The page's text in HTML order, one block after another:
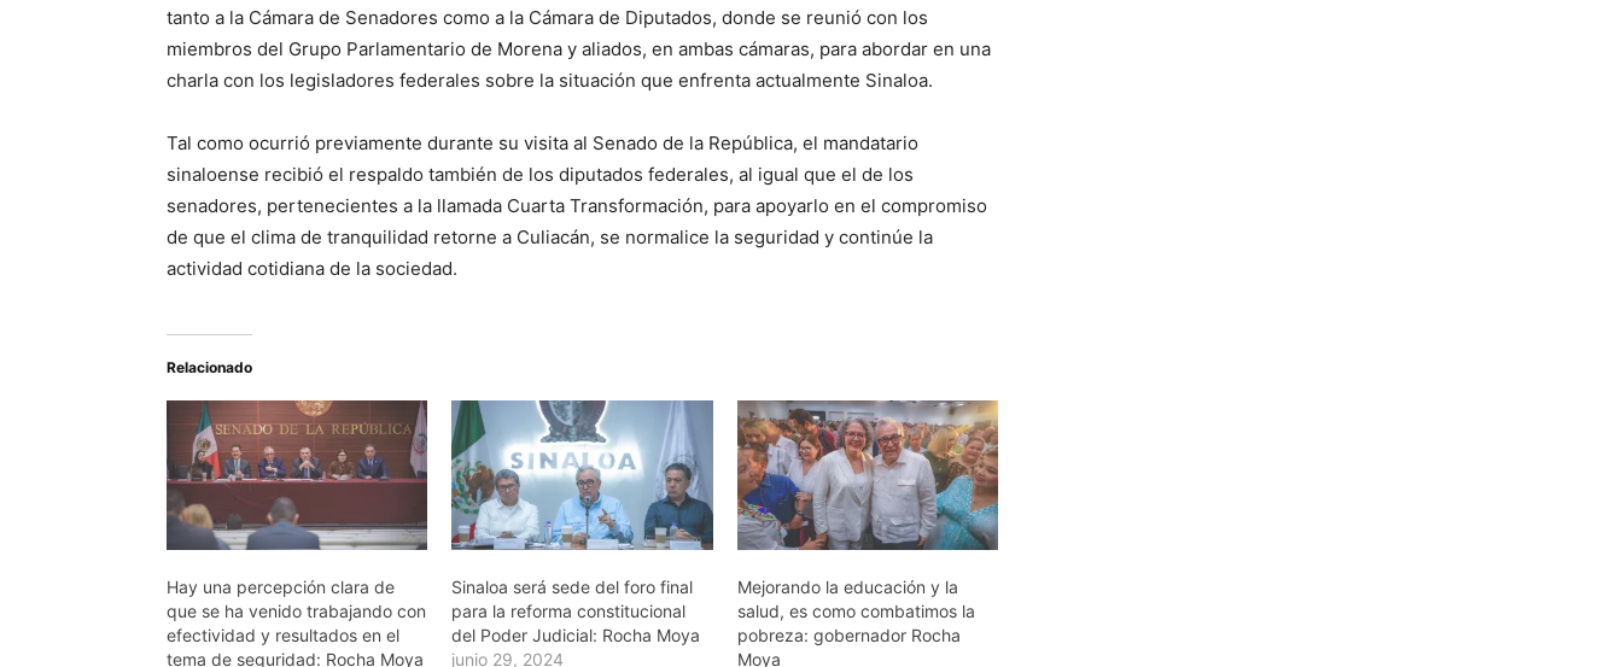
tanto a la Cámara de Senadores como a la Cámara de Diputados, donde se reunió con los
miembros del Grupo Parlamentario de Morena y aliados, en ambas cámaras, para abordar en una
charla con los legisladores federales sobre la situación que enfrenta actualmente Sinaloa.
Tal como ocurrió previamente durante su visita al Senado de la República, el mandatario
sinaloense recibió el respaldo también de los diputados federales, al igual que el de los
senadores, pertenecientes a la llamada Cuarta Transformación, para apoyarlo en el compromiso
de que el clima de tranquilidad retorne a Culiacán, se normalice la seguridad y continúe la
actividad cotidiana de la sociedad.
Relacionado
Hay una percepción clara de
que se ha venido trabajando con
efectividad y resultados en el
tema de seguridad: Rocha Moya
Sinaloa será sede del foro final
para la reforma constitucional
del Poder Judicial: Rocha Moya
junio 29, 2024
Mejorando la educación y la
salud, es como combatimos la
pobreza: gobernador Rocha
Moya